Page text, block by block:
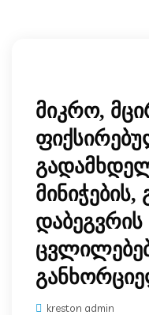
მიკრო, მცირე და
მინიჭების,
დაბეგვრის
kreston admin